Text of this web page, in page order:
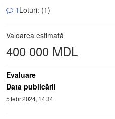
1 Loturi: (1)
Valoarea estimată
400 000 MDL
Evaluare
Data publicării
5 febr 2024, 14:34